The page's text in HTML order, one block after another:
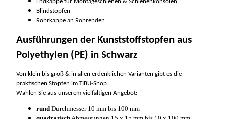
Blindstopfen
Rohrkappe an Rohrenden
Ausführungen der Kunststoffstopfen aus
Polyethylen (PE) in Schwarz
Von klein bis groß & in allen erdenklichen Varianten gibt es die
praktischen Stopfen im TIBU-Shop.
Wählen Sie aus unserem vielfältigen Angebot:
rundDurchmesser 10 mm bis 100 mm